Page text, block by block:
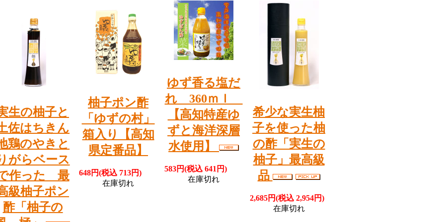
生の柚子と
佐はちきん
鶏のやきと
がらベース
作った 最
級柚子ポン
酢「柚子の
柚子ポン酢
「ゆずの村」
箱入り【高知
県定番品】
648円(税込 713円)
在庫切れ
ゆず香る塩だ
れ 360ｍｌ
【高知特産ゆ
ずと海洋深層
水使用】
583円(税込 641円)
在庫切れ
希少な実生柚
子を使った柚
の酢「実生の
柚子」最高級
品
2,685円(税込 2,954円)
在庫切れ